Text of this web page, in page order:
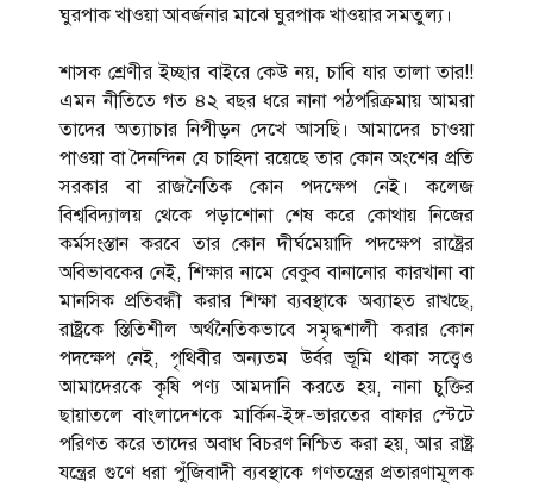
ঘুরপাক খাওয়া আবর্জনার মাঝে ঘুরপাক খাওয়ার সমতুল্য।
শাসক শ্রেণীর ইচ্ছার বাইরে কেউ নয়, চাবি যার তালা তার!!
এমন নীতিতে গত ৪২ বছর ধরে নানা পঠপরিক্রমায় আমরা
তাদের অত্যাচার নিপীড়ন দেখে আসছি। আমাদের চাওয়া
পাওয়া বা দৈনন্দিন যে চাহিদা রয়েছে তার কোন অংশের প্রতি
সরকার বা রাজনৈতিক কোন পদক্ষেপ নেই। কলেজ
বিশ্ববিদ্যালয় থেকে পড়াশোনা শেষ করে কোথায় নিজের
কর্মসংস্তান করবে তার কোন দীর্ঘমেয়াদি পদক্ষেপ রাষ্ট্রের
অবিভাবকের নেই, শিক্ষার নামে বেকুব বানানোর কারখানা বা
মানসিক প্রতিবন্ধী করার শিক্ষা ব্যবস্থাকে অব্যাহত রাখছে,
রাষ্ট্রকে স্তিতিশীল অর্থনৈতিকভাবে সমৃদ্ধশালী করার কোন
পদক্ষেপ নেই, পৃথিবীর অন্যতম উর্বর ভূমি থাকা সত্ত্বেও
আমাদেরকে কৃষি পণ্য আমদানি করতে হয়, নানা চুক্তির
ছায়াতলে বাংলাদেশকে মার্কিন-ইঙ্গ-ভারতের বাফার স্টেটে
পরিণত করে তাদের অবাধ বিচরণ নিশ্চিত করা হয়, আর রাষ্ট্র
যন্ত্রের গুণে ধরা পুঁজিবাদী ব্যবস্থাকে গণতন্ত্রের প্রতারণামূলক